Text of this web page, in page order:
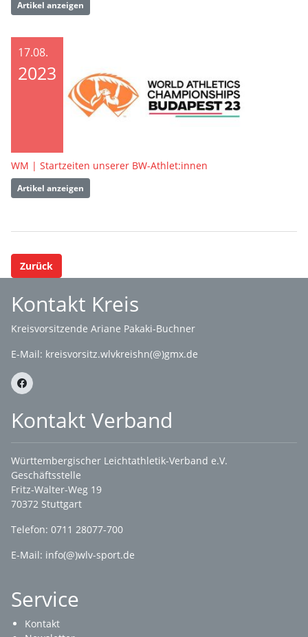
Artikel anzeigen
17.08.
2023
WM | Startzeiten unserer BW-Athlet:innen
Artikel anzeigen
Zurück
Kontakt Kreis
Kreisvorsitzende Ariane Pakaki-Buchner
E-Mail: kreisvorsitz.wlvkreishn(@)gmx.de
Kontakt Verband
Württembergischer Leichtathletik-Verband e.V.
Geschäftsstelle
Fritz-Walter-Weg 19
70372 Stuttgart
Telefon: 0711 28077-700
E-Mail: info(@)wlv-sport.de
Service
Kontakt